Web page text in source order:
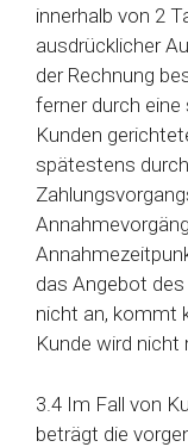
innerhalb von 2
ausdrücklicher
der Rechnung
ferner durch
Kunden
spätestens
das Angebot
nicht an, kommt
Kunde wird nicht
3.4 Im Fall von
beträgt die